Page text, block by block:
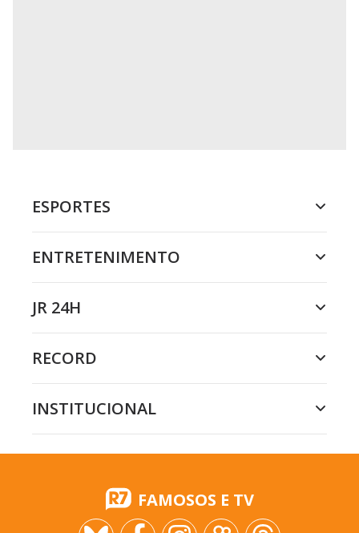
ESPORTES
ENTRETENIMENTO
JR 24H
RECORD
INSTITUCIONAL
FAMOSOS E TV